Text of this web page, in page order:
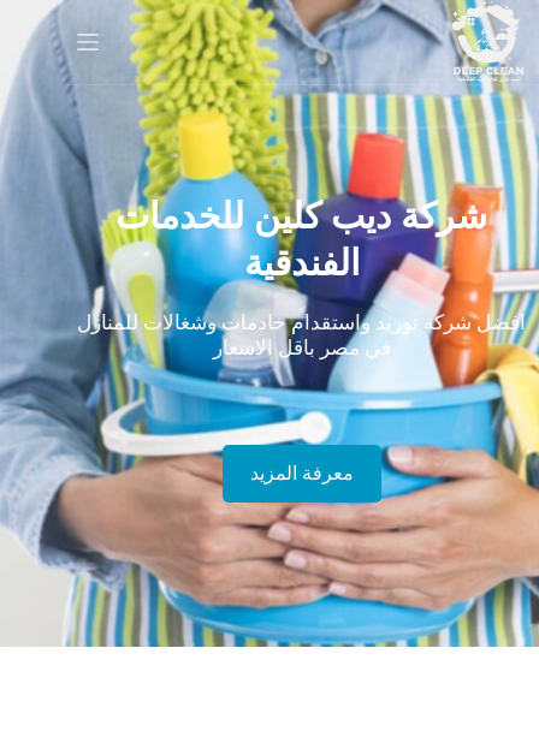
شركة ديب كلين للخدمات
الفندقية
افضل شركة توريد واستقدام خادمات وشغالات للمنازل
في مصر باقل الاسعار
معرفة المزيد